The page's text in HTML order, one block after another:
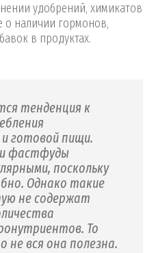
удобрений, химикатов
о наличии гормонов,
в продуктах.
тенденция к
готовой пищи.
фастфуды
поскольку
Однако такие
не содержат
То
не вся она полезна.